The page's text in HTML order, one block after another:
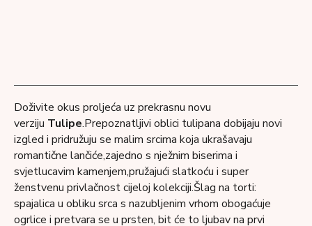
Doživite okus proljeća uz prekrasnu novu
verziju Tulipe.Prepoznatljivi oblici tulipana dobijaju novi
izgled i pridružuju se malim srcima koja ukrašavaju
romantične lančiće,zajedno s nježnim biserima i
svjetlucavim kamenjem,pružajući slatkoću i super
ženstvenu privlačnost cijeloj kolekciji.Šlag na torti:
spajalica u obliku srca s nazubljenim vrhom obogaćuje
ogrlice i pretvara se u prsten, bit će to ljubav na prvi